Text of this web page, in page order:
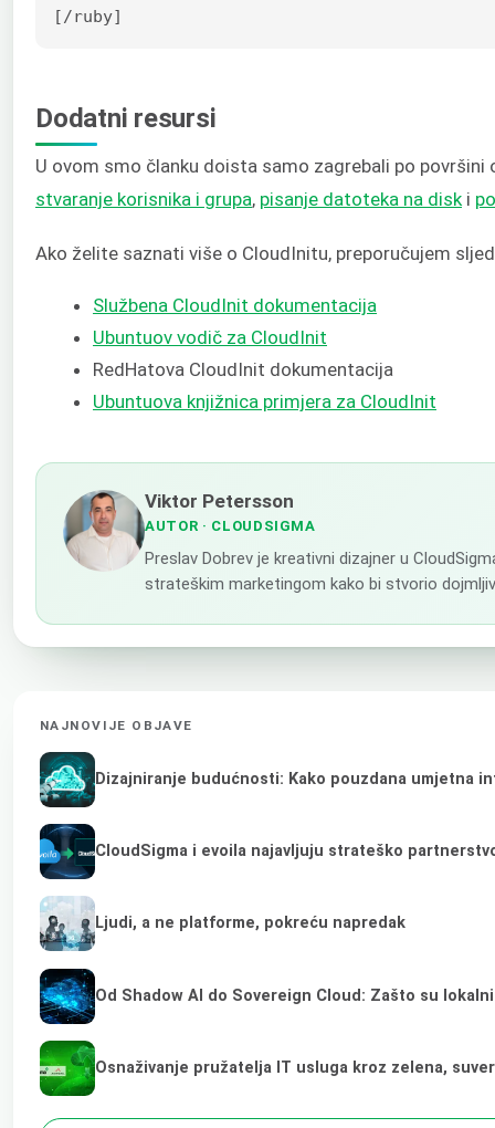
[/ruby]
Dodatni resursi
U ovom smo članku doista samo zagrebali po
stvaranje korisnika i grupa, pisanje datoteka na diski
Ako želite saznati više o CloudInitu, preporučujem
Službena CloudInit dokumentacija
Ubuntuov vodič za CloudInit
RedHatova CloudInit dokumentacija
Ubuntuova knjižnica primjera za CloudInit
Viktor Petersson
AUTOR · CLOUDSIGMA
Preslav Dobrev je kreativni dizajner u
strateškim marketingom kako bi stvorio
NAJNOVIJE OBJAVE
Dizajniranje budućnosti: Kako pouzdana umjetna
CloudSigma i evoila najavljuju strateško
Ljudi, a ne platforme, pokreću napredak
Od Shadow AI do Sovereign Cloud: Zašto su
Osnaživanje pružatelja IT usluga kroz zelena,